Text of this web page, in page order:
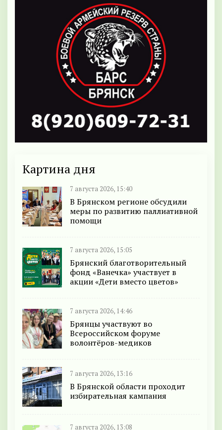
Картина дня
7 августа 2026, 15:40
В Брянском регионе обсудили
меры по развитию паллиативной
помощи
7 августа 2026, 15:05
Брянский благотворительный
фонд «Ванечка» участвует в
акции «Дети вместо цветов»
7 августа 2026, 14:46
Брянцы участвуют во
Всероссийском форуме
волонтёров-медиков
7 августа 2026, 13:16
В Брянской области проходит
избирательная кампания
7 августа 2026, 13:08